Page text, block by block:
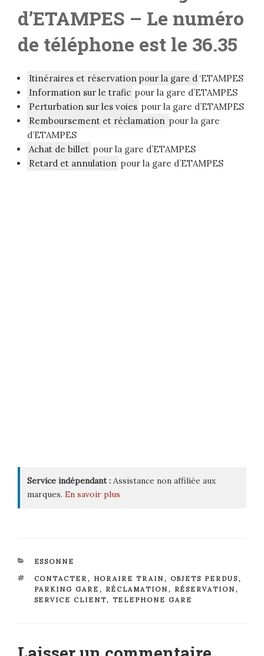
d’ETAMPES – Le numéro
de téléphone est le 36.35
Itinéraires et réservation pour la gare d ‘ETAMPES
Information sur le trafic pour la gare d’ETAMPES
Perturbation sur les voies pour la gare d’ETAMPES
Remboursement et réclamation pour la gare
d’ETAMPES
Achat de billet pour la gare d’ETAMPES
Retard et annulation pour la gare d’ETAMPES
Service indépendant : Assistance non affiliée aux
marques. En savoir plus
CATÉGORIES
ESSONNE
ÉTIQUETTES
CONTACTER, HORAIRE TRAIN , OBJETS PERDUS,
PARKING GARE , RÉCLAMATION , RÉSERVATION ,
SERVICE CLIENT, TELEPHONE GARE